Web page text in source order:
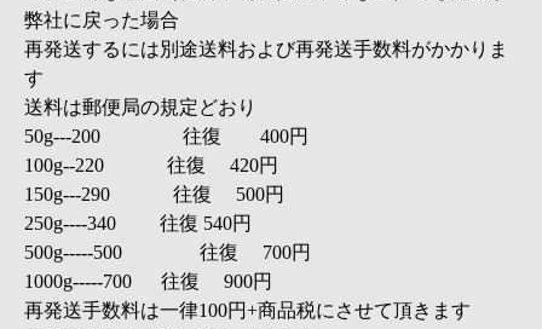
【お客様へお願い】
各運送業者の送料変更に伴い、弊社の送料についても予告なし
に変更を行う場合がございます。何卒ご理解のほどお願いいた
します。
初期不良・保証期間内（1ヵ月間）の不良の場合は、一度商品
を回収し、検品後の交換対応とさせていただきます。
お先に交換品を発送させていただくことはできませんので、何
卒予めご了承のほどお願いいたします。
初期不良対応の際、必ず店舗までご連絡ください、無連絡の勝
手なご返送について受け取り拒否となります。
不良品回収について基本弊社専用の郵便後納着払い封筒を送付
してから、それを使ってご返送して頂くようご協力お願い致し
ます。